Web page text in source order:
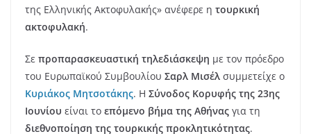
της Ελληνικής Ακτοφυλακής» ανέφερε η τουρκική
ακτοφυλακή.
Σε προπαρασκευαστική τηλεδιάσκεψη με τον πρόεδρο
του Ευρωπαϊκού Συμβουλίου Σαρλ Μισέλ συμμετείχε ο
Κυριάκος Μητσοτάκης. Η Σύνοδος Κορυφής της 23ης
Ιουνίου είναι το επόμενο βήμα της Αθήνας για τη
διεθνοποίηση της τουρκικής προκλητικότητας.